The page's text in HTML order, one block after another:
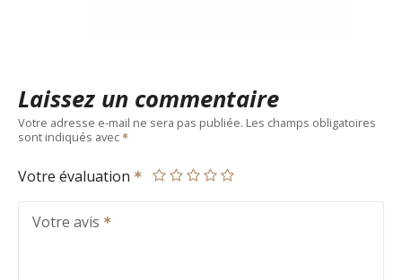
Laissez un commentaire
Votre adresse e-mail ne sera pas publiée. Les champs obligatoires
sont indiqués avec
Votre évaluation
Votre avis